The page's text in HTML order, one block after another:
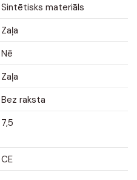
Sintētisks materiāls
Zaļa
Nē
Zaļa
Bez raksta
7,5
CE